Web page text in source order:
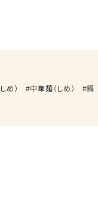
め） 中華麺（しめ） 鍋